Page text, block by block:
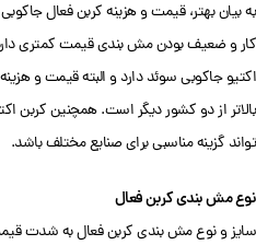
به بیان بهتر، قیمت و هزینه کربن فعال
کار و ضعیف بودن مش بندی قیمت کمتری
اکتیو جاکوبی سوئد دارد و البته قیمت و
بالاتر از دو کشور دیگر است. همچنین کربن
تواند گزینه مناسبی برای صنایع مختلف باشد.
نوع مش بندی کربن فعال
سایز و نوع مش بندی کربن فعال به شدت قیمت